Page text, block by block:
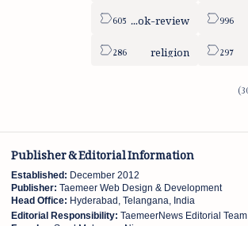
book-review
religion
Publisher & Editorial Information
Established: December 2012
Publisher: Taemeer Web Design & Development
Head Office: Hyderabad, Telangana, India
Editorial Responsibility: TaemeerNews Editorial Team